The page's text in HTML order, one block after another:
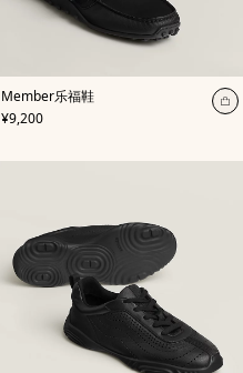
Member乐福鞋
,颜
色:
黑
,
价格
¥9,200
加